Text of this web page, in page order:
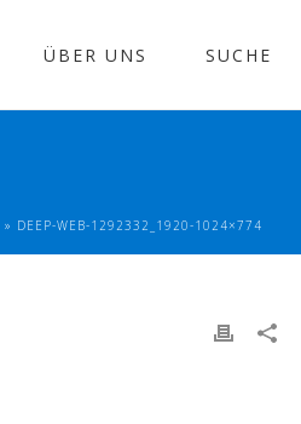
ÜBER UNS SUCHE
» DEEP-WEB-1292332_1920-1024×774